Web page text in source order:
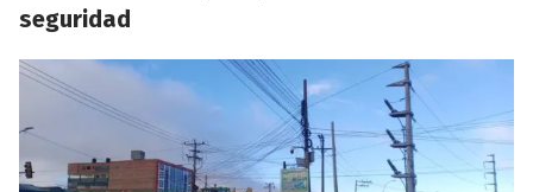
seguridad